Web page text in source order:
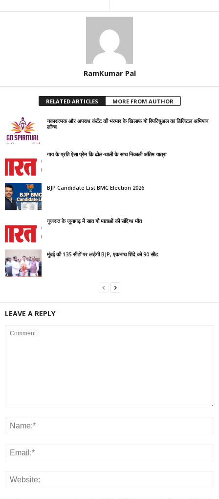
RamKumar Pal
RELATED ARTICLES MORE FROM AUTHOR
नकारात्मक और अपराध कंटेंट की भरमार के खिलाफ गो स्पिरिचुअल का डिजिटल अभियान
लॉन्च
गाय के प्रति ऐसा प्रेम कि ढोल-थाली के साथ निकाली अंतिम यात्रा
BJP Candidate List BMC Election 2026
गुजरात के जूनागढ़ में सात गौ माताओं की संदिग्ध मौत
मुंबई की 135 सीटों पर लड़ेगी BJP, एकनाथ शिंदे को 90 सीट
LEAVE A REPLY